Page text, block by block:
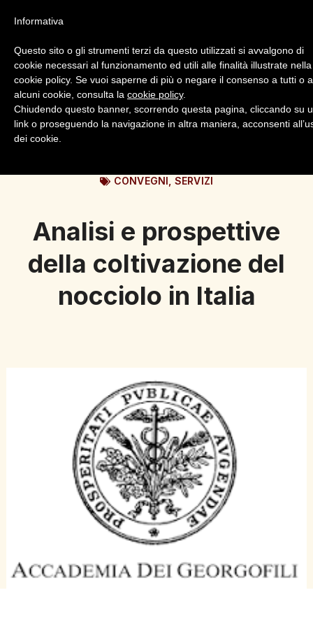
Login Registrazione
CONVEGNI SERVIZI
Analisi e prospettive
della coltivazione del
nocciolo in Italia
Informativa
Questo sito o gli strumenti terzi da questo utilizzati si avvalgono di
cookie necessari al funzionamento ed utili alle finalità illustrate nella
cookie policy. Se vuoi saperne di più o negare il consenso a tutti o
alcuni cookie, consulta la cookie policy.
Chiudendo questo banner, scorrendo questa pagina, cliccando su
link o proseguendo la navigazione in altra maniera, acconsenti
dei cookie.